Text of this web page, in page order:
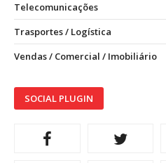
Telecomunicações
Trasportes / Logística
Vendas / Comercial / Imobiliário
SOCIAL PLUGIN